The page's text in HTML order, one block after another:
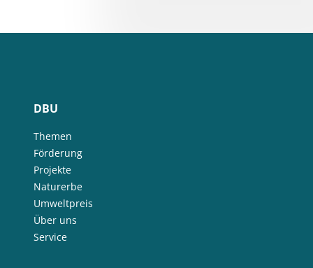
DBU
Themen
Förderung
Projekte
Naturerbe
Umweltpreis
Über uns
Service